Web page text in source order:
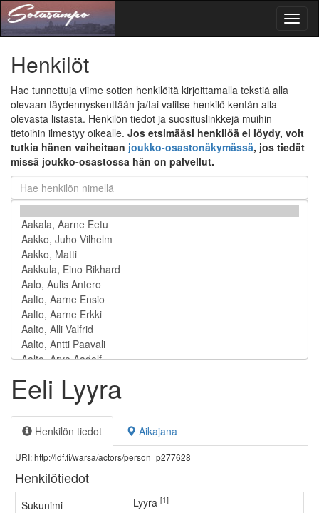
Henkilöt
Hae tunnettuja viime sotien henkilöitä kirjoittamalla tekstiä alla
olevaan täydennyskenttään ja/tai valitse henkilö kentän alla
olevasta listasta. Henkilön tiedot ja suosituslinkkejä muihin
tietoihin ilmestyy oikealle. Jos etsimääsi henkilöä ei löydy, voit
tutkia hänen vaiheitaan joukko-osastonäkymässä, jos tiedät
missä joukko-osastossa hän on palvellut.
Eeli Lyyra
Henkilön tiedot Aikajana
URI: http://ldf.fi/warsa/actors/person_p277628
Henkilötiedot
Sukunimi Lyyra [1]